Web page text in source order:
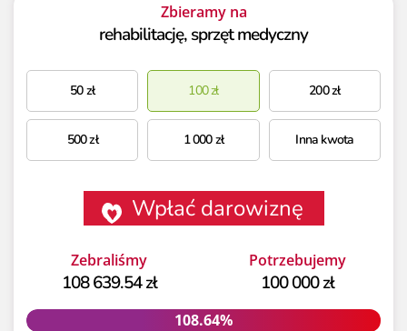
Zbieramy na
rehabilitację, sprzęt medyczny
50zł 100zł 200zł
500zł 1 000zł Inna kwota
Wpłać darowiznę
Zebraliśmy
108 639.54 zł
Potrzebujemy
100 000 zł
108.64%
108.64%